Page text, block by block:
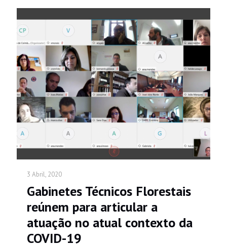
3 Abril, 2020
Gabinetes Técnicos Florestais
reúnem para articular a
atuação no atual contexto da
COVID-19